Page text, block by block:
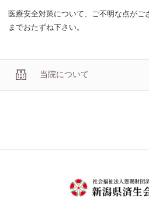
当院について
医療安全対策について、ご不明な点がご
までおたずね下さい。